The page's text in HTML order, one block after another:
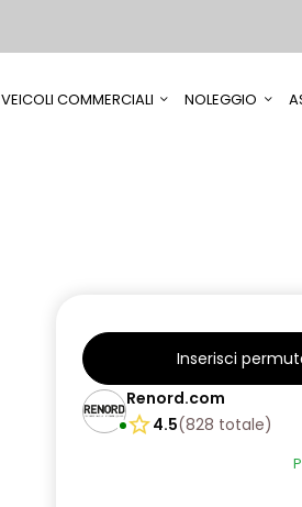
VEICOLI COMMERCIALI NOLEGGIO
Inserisci
Renord.com
4.5(828 totale)